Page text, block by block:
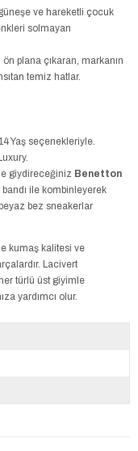
ve hareketli çocuk
solmayan
plana çıkaran, markanın
temiz hatlar.
Yaş seçenekleriyle.
giydireceğiniz Benetton
bandı ile kombinleyerek
bez sneakerlar
kumaş kalitesi ve
Lacivert
türlü üst giyimle
yardımcı olur.